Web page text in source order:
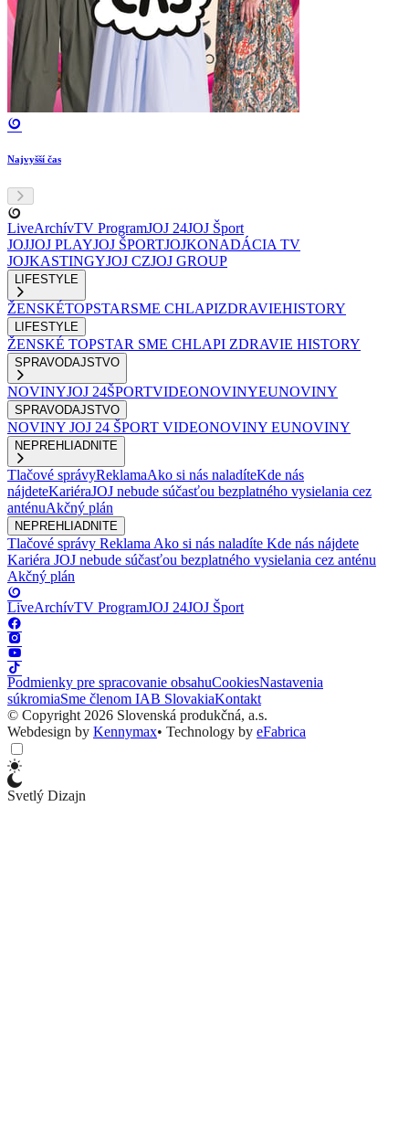
Najvyšší čas
LiveArchívTV ProgramJOJ 24JOJ Šport
JOJJOJ PLAYJOJ ŠPORTJOJKONADÁCIA TV
JOJKASTINGYJOJ CZJOJ GROUP
LIFESTYLE
ŽENSKÉTOPSTARSME CHLAPIZDRAVIEHISTORY
LIFESTYLE
ŽENSKÉ TOPSTAR SME CHLAPI ZDRAVIE HISTORY
SPRAVODAJSTVO
NOVINYJOJ 24ŠPORTVIDEONOVINYEUNOVINY
SPRAVODAJSTVO
NOVINY JOJ 24 ŠPORT VIDEONOVINY EUNOVINY
NEPREHLIADNITE
Tlačové správyReklamaAko si nás naladíteKde nás
nájdeteKariéraJOJ nebude súčasťou bezplatného vysielania cez
anténuAkčný plán
NEPREHLIADNITE
Tlačové správy Reklama Ako si nás naladíte Kde nás nájdete
Kariéra JOJ nebude súčasťou bezplatného vysielania cez anténu
Akčný plán
LiveArchívTV ProgramJOJ 24JOJ Šport
Podmienky pre spracovanie obsahuCookiesNastavenia
súkromiaSme členom IAB SlovakiaKontakt
© Copyright 2026 Slovenská produkčná, a.s.
Webdesign by Kennymax• Technology by eFabrica
Svetlý Dizajn